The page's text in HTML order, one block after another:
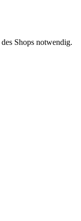
Shops notwendig.